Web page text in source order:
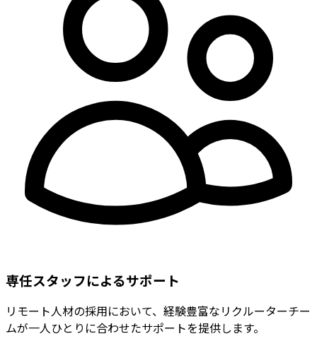
専任スタッフによるサポート
リモート人材の採用において、経験豊富なリクルーターチー
ムが一人ひとりに合わせたサポートを提供します。